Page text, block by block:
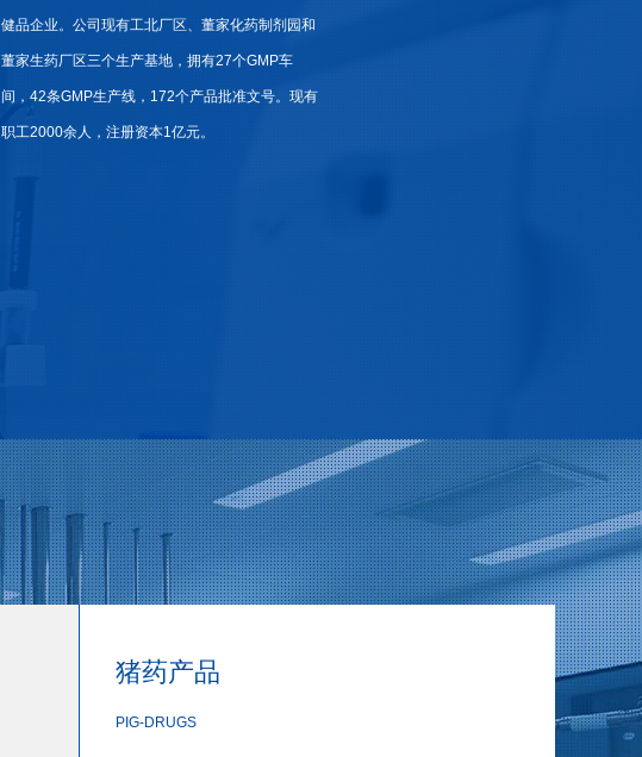
健品企业。公司现有工北厂区、董家化药制剂园和
董家生药厂区三个生产基地，拥有27个GMP车
间，42条GMP生产线，172个产品批准文号。现有
职工2000余人，注册资本1亿元。
猪药产品
PIG-DRUGS